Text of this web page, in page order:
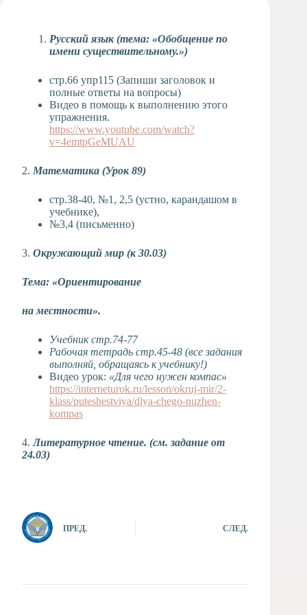
Музыкальное
отделение
Психологическая
Служба
Тьюторская
служба
Русский язык (тема: «Обобщение по
имени существительному.»)
стр.66 упр115 (Запиши заголовок и
полные ответы на вопросы)
Видео в помощь к выполнению этого
упражнения.
https://www.youtube.com/watch?
v=4emtpGeMUAU
2. Математика (Урок 89)
стр.38-40, №1, 2,5 (устно, карандашом в
учебнике),
№3,4 (письменно)
3. Окружающий мир (к 30.03)
Тема: «Ориентирование
на местности».
Учебник стр.74-77
Рабочая тетрадь стр.45-48 (все задания
выполняй, обращаясь к учебнику!)
Видео урок: «Для чего нужен компас»
https://interneturok.ru/lesson/okruj-mir/2-
klass/puteshestviya/dlya-chego-nuzhen-
kompas
4.Литературное чтение. (см. задание от
24.03)
ПРЕД. СЛЕД.